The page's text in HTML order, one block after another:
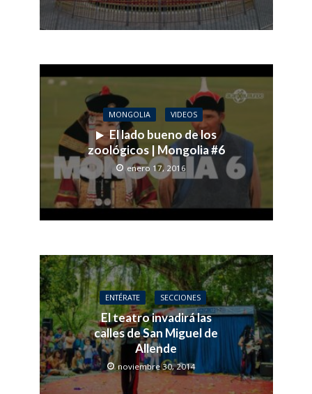
MONGOLIA VIDEOS
El lado bueno de los
zoológicos | Mongolia #6
enero 17, 2016
ENTÉRATE SECCIONES
El teatro invadirá las
calles de San Miguel de
Allende
noviembre 30, 2014